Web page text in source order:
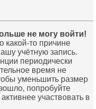
не могу войти!
какой-то причине
учётную запись.
периодически
время не
уменьшить размер
попробуйте
участвовать в